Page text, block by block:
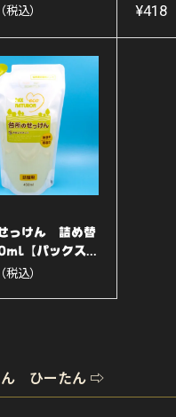
（税込） ¥418
っけん 詰め替
【パックス...
（税込）
ひーたん ⇨